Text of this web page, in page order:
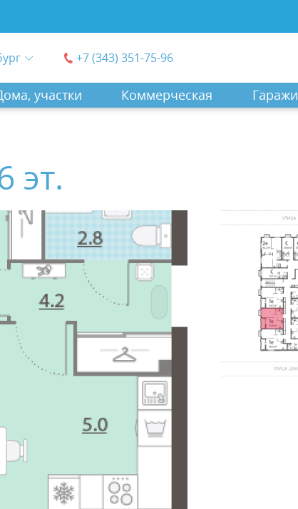
+7 (343) 351-75-96
участки Коммерческая Гаражи
эт.